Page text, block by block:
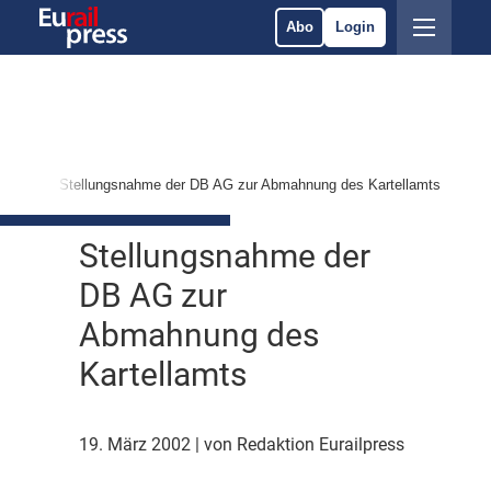
Abo Login
Stellungsnahme der DB AG zur Abmahnung des Kartellamts
Stellungsnahme der
DB AG zur
Abmahnung des
Kartellamts
19. März 2002 | von Redaktion Eurailpress